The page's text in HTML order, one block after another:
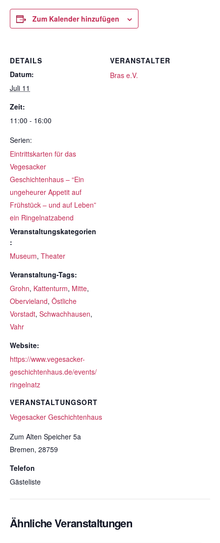
Zum Kalender hinzufügen
DETAILS
Datum:
Juli 11
Zeit:
11:00 - 16:00
Serien:
Eintrittskarten für das
Vegesacker
Geschichtenhaus – “Ein
ungeheurer Appetit auf
Frühstück – und auf Leben”
ein Ringelnatzabend
Veranstaltungskategorien
:
Museum, Theater
Veranstaltung-Tags:
Grohn, Kattenturm, Mitte,
Obervieland, Östliche
Vorstadt, Schwachhausen,
Vahr
Website:
https://www.vegesacker-
geschichtenhaus.de/events/
ringelnatz
VERANSTALTUNGSORT
Vegesacker Geschichtenhaus
Zum Alten Speicher 5a
Bremen, 28759
Telefon
Gästeliste
VERANSTALTER
Bras e.V.
Ähnliche Veranstaltungen